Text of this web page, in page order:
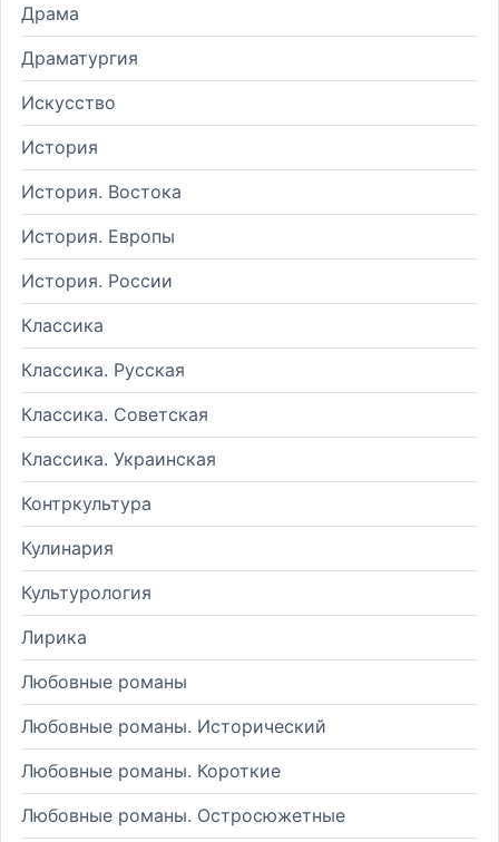
Драма
Драматургия
Искусство
История
История. Востока
История. Европы
История. России
Классика
Классика. Русская
Классика. Советская
Классика. Украинская
Контркультура
Кулинария
Культурология
Лирика
Любовные романы
Любовные романы. Исторический
Любовные романы. Короткие
Любовные романы. Остросюжетные